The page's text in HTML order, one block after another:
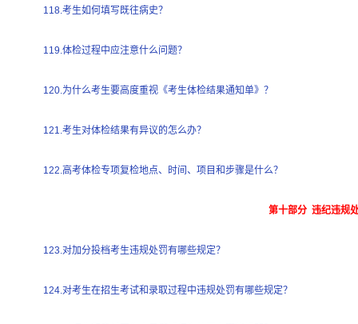
118.考生如何填写既往病史？
119.体检过程中应注意什么问题？
120.为什么考生要高度重视《考生体检结果通知单》？
121.考生对体检结果有异议的怎么办？
122.高考体检专项复检地点、时间、项目和步骤是什么？
第十部分 违纪违规
123.对加分投档考生违规处罚有哪些规定？
124.对考生在招生考试和录取过程中违规处罚有哪些规定？